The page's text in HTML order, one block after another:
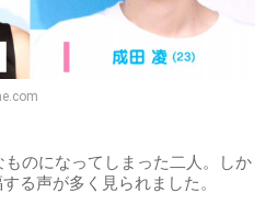
のになってしまった二人。しか
る声が多く見られました。